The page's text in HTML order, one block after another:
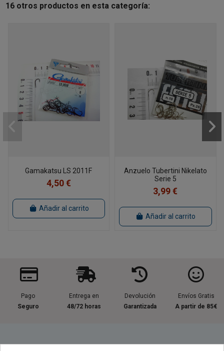
16 otros productos en esta categoría:
Gamakatsu LS 2011F
4,50 €
Añadir al carrito
Anzuelo Tubertini Nikelato
Serie 5
3,99 €
Añadir al carrito
Pago
Seguro
Entrega en
48/72 horas
Devolución
Garantizada
Envíos Gratis
A partir de 85€